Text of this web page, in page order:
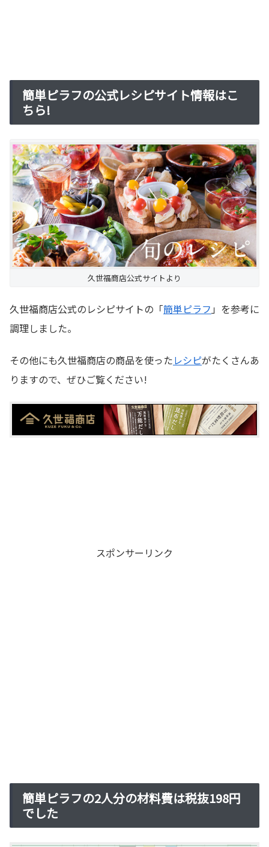
簡単ピラフの公式レシピサイト情報はこ
ちら!
久世福商店公式サイトより
久世福商店公式のレシピサイトの「簡単ピラフ 」を参考に
調理しました。
その他にも久世福商店の商品を使ったレシピがたくさんあ
りますので、ぜひご覧ください!
スポンサーリンク
簡単ピラフの2人分の材料費は税抜198円
でした